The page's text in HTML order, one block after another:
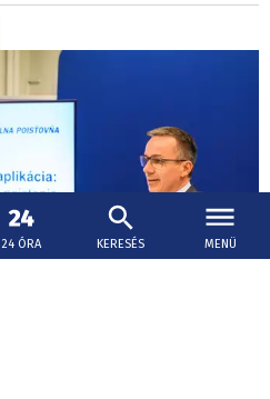
24 ÓRA KERESÉS MENÜ